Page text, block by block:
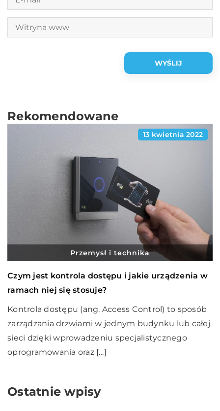
Rekomendowane
13 kwietnia 2022
Przemysł i technika
Czym jest kontrola dostępu i jakie urządzenia w
ramach niej się stosuje?
Kontrola dostępu (ang. Access Control) to sposób
zarządzania drzwiami w jednym budynku lub całej
sieci dzięki wprowadzeniu specjalistycznego
oprogramowania oraz […]
Ostatnie wpisy